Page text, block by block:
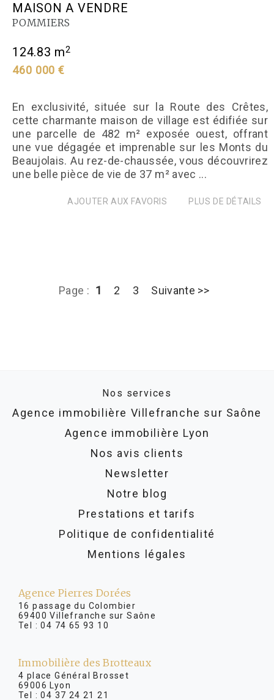
MAISON A VENDRE
POMMIERS
124.83 m2
460 000 €
En exclusivité, située sur la Route des Crêtes,
cette charmante maison de village est édifiée sur
une parcelle de 482 m² exposée ouest, offrant
une vue dégagée et imprenable sur les Monts du
Beaujolais. Au rez-de-chaussée, vous découvrirez
une belle pièce de vie de 37 m² avec ...
AJOUTER AUX FAVORIS PLUS DE DÉTAILS
Page : 1 2 3 Suivante >>
Nos services
Agence immobilière Villefranche sur Saône
Agence immobilière Lyon
Nos avis clients
Newsletter
Notre blog
Prestations et tarifs
Politique de confidentialité
Mentions légales
Agence Pierres Dorées
16 passage du Colombier
69400 Villefranche sur Saône
Tel :04 74 65 93 10
Immobilière des Brotteaux
4 place Général Brosset
69006 Lyon
Tel :04 37 24 21 21